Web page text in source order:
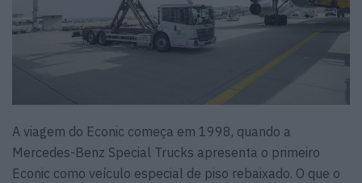
A viagem do Econic começa em 1998, quando a
Mercedes-Benz Special Trucks apresenta o primeiro
Econic como veículo especial de piso rebaixado. O que o